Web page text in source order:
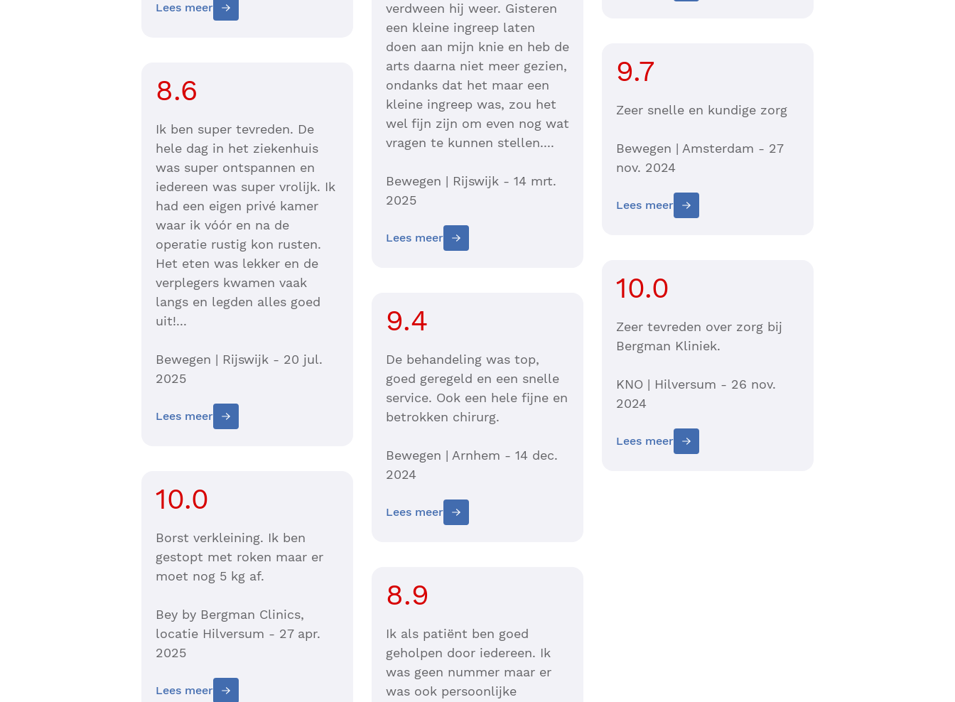
Lees meer
8.6
Ik ben super tevreden. De
hele dag in het ziekenhuis
was super ontspannen en
iedereen was super vrolijk. Ik
had een eigen privé kamer
waar ik vóór en na de
operatie rustig kon rusten.
Het eten was lekker en de
verplegers kwamen vaak
langs en legden alles goed
uit!...
Bewegen | Rijswijk - 20 jul.
2025
Lees meer
10.0
Borst verkleining. Ik ben
gestopt met roken maar er
moet nog 5 kg af.
Bey by Bergman Clinics,
locatie Hilversum - 27 apr.
2025
Lees meer
verdween hij weer. Gisteren
een kleine ingreep laten
doen aan mijn knie en heb de
arts daarna niet meer gezien,
ondanks dat het maar een
kleine ingreep was, zou het
wel fijn zijn om even nog wat
vragen te kunnen stellen....
Bewegen | Rijswijk - 14 mrt.
2025
Lees meer
9.4
De behandeling was top,
goed geregeld en een snelle
service. Ook een hele fijne en
betrokken chirurg.
Bewegen | Arnhem - 14 dec.
2024
Lees meer
8.9
Ik als patiënt ben goed
geholpen door iedereen. Ik
was geen nummer maar er
was ook persoonlijke
9.7
Zeer snelle en kundige zorg
Bewegen | Amsterdam - 27
nov. 2024
Lees meer
10.0
Zeer tevreden over zorg bij
Bergman Kliniek.
KNO | Hilversum - 26 nov.
2024
Lees meer